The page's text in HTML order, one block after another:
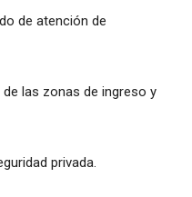
de atención de
las zonas de ingreso y
privada.